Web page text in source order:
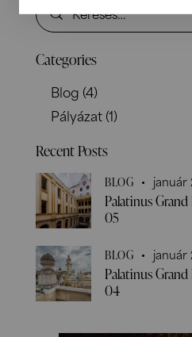
Categories
Blog (4)
Pályázat(1)
Recent Posts
BLOG január
Palatinus
05
BLOG január
Palatinus
04